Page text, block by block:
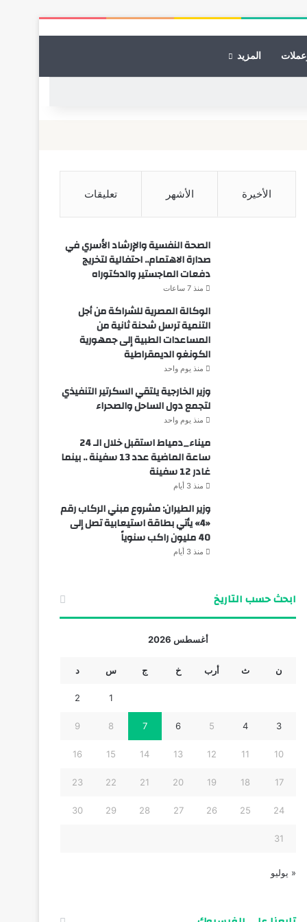
المزيد
الأخيرة الأشهر تعليقات
الصحة النفسية والإرشاد الأسري في
صدارة الاهتمام.. احتفالية لتخريج
دفعات الماجستير والدكتوراه
منذ 7 ساعات
الوكالة المصرية للشراكة من أجل
التنمية ترسل شحنة ثانية من
المساعدات الطبية إلى جمهورية
الكونغو الديمقراطية
منذ يوم واحد
وزير الخارجية يلتقي السكرتير التنفيذي
لتجمع دول الساحل والصحراء
منذ يوم واحد
ميناء_دمياط استقبل خلال الـ 24
ساعة الماضية عدد 13 سفينة .. بينما
غادر 12 سفينة
منذ 3 أيام
وزير الطيران: مشروع مبني الركاب رقم
«4» يأتي بطاقة استيعابية تصل إلى
40 مليون راكب سنوياً
منذ 3 أيام
ابحث حسب التاريخ
أغسطس 2026
ن ث أرب خ ج س د
1
2
3
4
5
6
7
8
9
10
11
12
13
14
15
16
17
18
19
20
21
22
23
24
25
26
27
28
29
30
31
« يوليو